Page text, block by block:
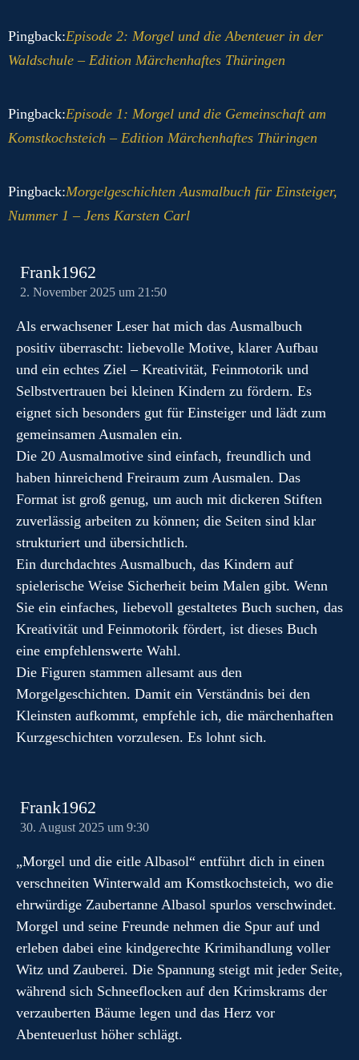
Pingback:Episode 2: Morgel und die Abenteuer in der
Waldschule – Edition Märchenhaftes Thüringen
Pingback:Episode 1: Morgel und die Gemeinschaft am
Komstkochsteich – Edition Märchenhaftes Thüringen
Pingback:Morgelgeschichten Ausmalbuch für Einsteiger,
Nummer 1 – Jens Karsten Carl
Frank1962
2. November 2025 um 21:50
Als erwachsener Leser hat mich das Ausmalbuch
positiv überrascht: liebevolle Motive, klarer Aufbau
und ein echtes Ziel – Kreativität, Feinmotorik und
Selbstvertrauen bei kleinen Kindern zu fördern. Es
eignet sich besonders gut für Einsteiger und lädt zum
gemeinsamen Ausmalen ein.
Die 20 Ausmalmotive sind einfach, freundlich und
haben hinreichend Freiraum zum Ausmalen. Das
Format ist groß genug, um auch mit dickeren Stiften
zuverlässig arbeiten zu können; die Seiten sind klar
strukturiert und übersichtlich.
Ein durchdachtes Ausmalbuch, das Kindern auf
spielerische Weise Sicherheit beim Malen gibt. Wenn
Sie ein einfaches, liebevoll gestaltetes Buch suchen, das
Kreativität und Feinmotorik fördert, ist dieses Buch
eine empfehlenswerte Wahl.
Die Figuren stammen allesamt aus den
Morgelgeschichten. Damit ein Verständnis bei den
Kleinsten aufkommt, empfehle ich, die märchenhaften
Kurzgeschichten vorzulesen. Es lohnt sich.
Frank1962
30. August 2025 um 9:30
„Morgel und die eitle Albasol“ entführt dich in einen
verschneiten Winterwald am Komstkochsteich, wo die
ehrwürdige Zaubertanne Albasol spurlos verschwindet.
Morgel und seine Freunde nehmen die Spur auf und
erleben dabei eine kindgerechte Krimihandlung voller
Witz und Zauberei. Die Spannung steigt mit jeder Seite,
während sich Schneeflocken auf den Krimskrams der
verzauberten Bäume legen und das Herz vor
Abenteuerlust höher schlägt.